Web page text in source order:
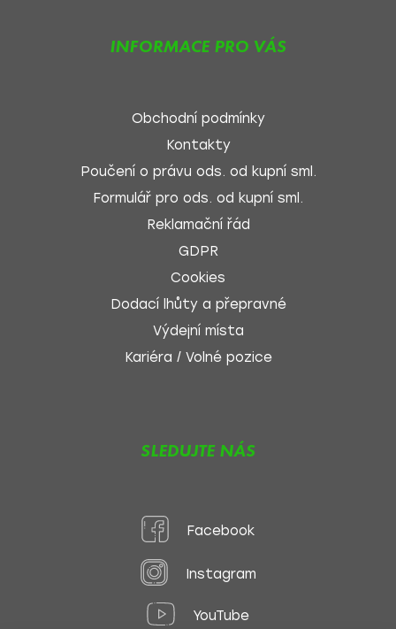
INFORMACE PRO VÁS
Obchodní podmínky
Kontakty
Poučení o právu ods. od kupní sml.
Formulář pro ods. od kupní sml.
Reklamační řád
GDPR
Cookies
Dodací lhůty a přepravné
Výdejní místa
Kariéra / Volné pozice
SLEDUJTE NÁS
Facebook
Instagram
YouTube